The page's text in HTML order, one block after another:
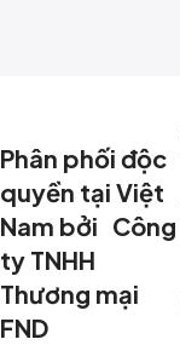
Phân phối độc
quyền tại Việt
Nam bởi Công
ty TNHH
Thương mại
FND